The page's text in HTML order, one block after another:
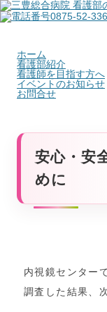
ホーム
看護部紹介
看護師を目指す方へ
イベントのお知らせ
お問合せ
安心・安
めに
内視鏡センター
調査した結果、